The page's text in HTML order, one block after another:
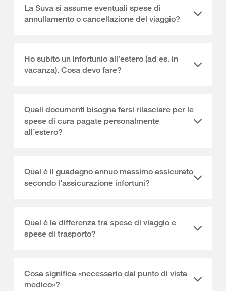
La Suva si assume eventuali spese di
annullamento o cancellazione del viaggio?
Ho subito un infortunio all’estero (ad es. in
vacanza). Cosa devo fare?
Quali documenti bisogna farsi rilasciare per le
spese di cura pagate personalmente
all’estero?
Qual è il guadagno annuo massimo assicurato
secondo l’assicurazione infortuni?
Qual è la differenza tra spese di viaggio e
spese di trasporto?
Cosa significa «necessario dal punto di vista
medico»?